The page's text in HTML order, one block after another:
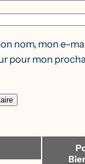
nom, mon e-
pour mon